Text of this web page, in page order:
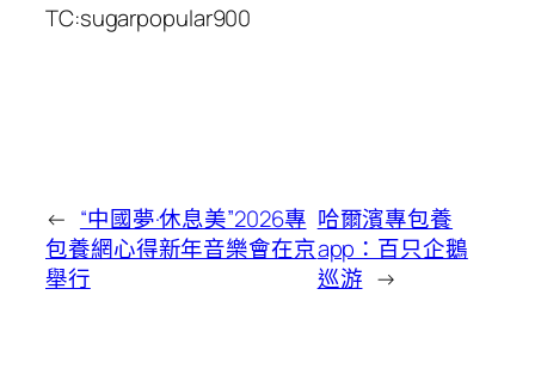
TC:sugarpopular900
← “中國夢·休息美”2026專
包養網心得新年音樂會在京
舉行
哈爾濱專包養
app：百只企鵝
巡游 →